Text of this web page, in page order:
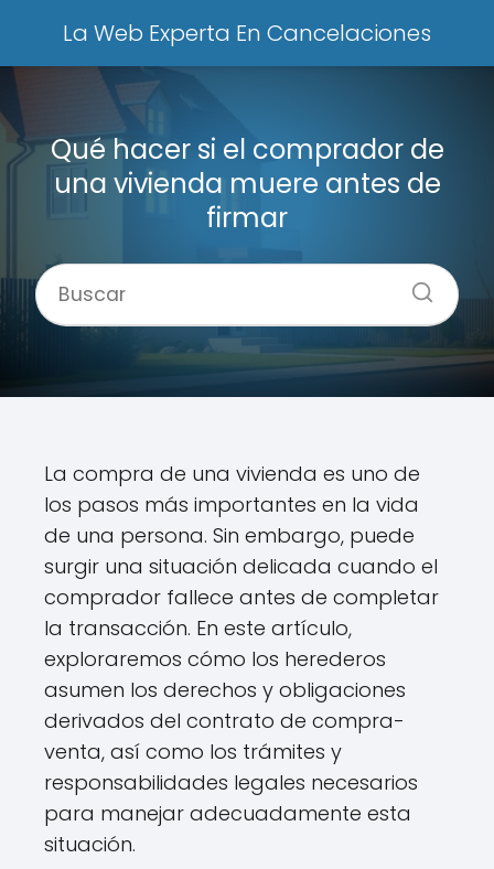
La Web Experta En Cancelaciones
Qué hacer si el comprador de
una vivienda muere antes de
firmar
La compra de una vivienda es uno de
los pasos más importantes en la vida
de una persona. Sin embargo, puede
surgir una situación delicada cuando el
comprador fallece antes de completar
la transacción. En este artículo,
exploraremos cómo los herederos
asumen los derechos y obligaciones
derivados del contrato de compra-
venta, así como los trámites y
responsabilidades legales necesarios
para manejar adecuadamente esta
situación.